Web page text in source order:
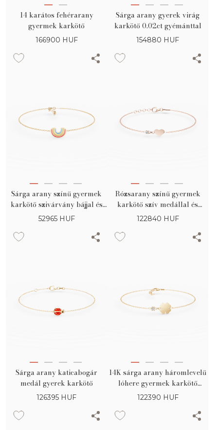
14 karátos fehérarany
gyermek karkötő
166900 HUF
Sárga arany gyerek virág
karkötő 0.02ct gyémánttal
154880 HUF
Sárga arany színű gyermek
karkötő szivárvány bájjal és
tarka betétekkel
52965 HUF
Rózsarany színű gyermek
karkötő szív medállal és
0.02ct gyémánttal
122840 HUF
Sárga arany katicabogár
medál gyerek karkötő
126395 HUF
14K sárga arany háromlevelű
lóhere gyermek karkötő
0.02ct gyémánttal
122390 HUF